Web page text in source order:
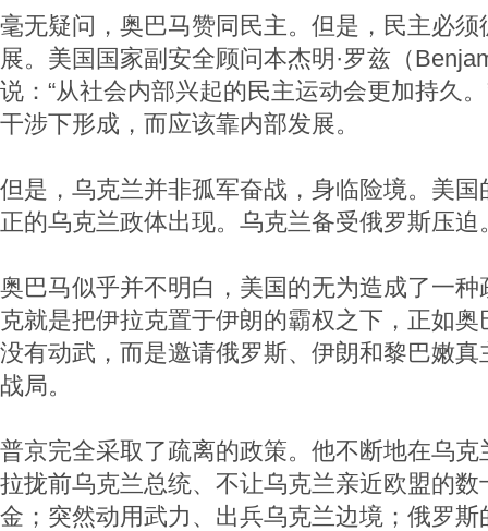
毫无疑问，奥巴马赞同民主。但是，民主必
展。美国国家副安全顾问本杰明·罗兹（
说：“从社会内部兴起的民主运动会更加持久
干涉下形成，而应该靠内部发展。
但是，乌克兰并非孤军奋战，身临险境。美
正的乌克兰政体出现。乌克兰备受俄罗斯压迫
奥巴马似乎并不明白，美国的无为造成了一
克就是把伊拉克置于伊朗的霸权之下，正如
没有动武，而是邀请俄罗斯、伊朗和黎巴嫩
战局。
普京完全采取了疏离的政策。他不断地在乌
拉拢前乌克兰总统、不让乌克兰亲近欧盟的
金；突然动用武力、出兵乌克兰边境；俄罗